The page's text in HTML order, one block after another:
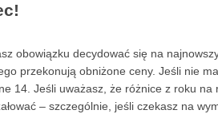
obowiązku decydować się na
przekonują obniżone ceny. Jeśli nie
14. Jeśli uważasz, że różnice z roku
– szczególnie, jeśli czekasz na